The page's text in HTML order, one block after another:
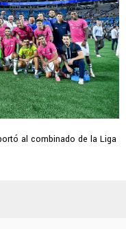
al combinado de la Liga